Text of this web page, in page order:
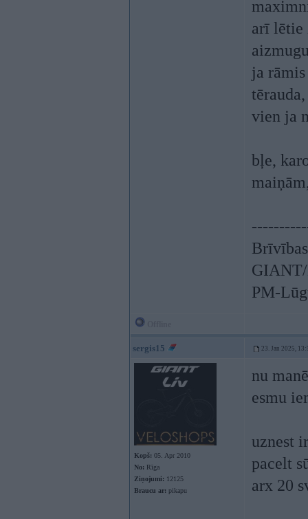
arī lētie
ja
vien ja
bļe,
GIANT/
PM-
sergis15 23. Jan 2025,
Kopš: 05. Apr 2010
No: Rīga
Ziņojumi: 12125
Braucu ar: pikapu
nu
esmu
uznest
pacelt
arx 20